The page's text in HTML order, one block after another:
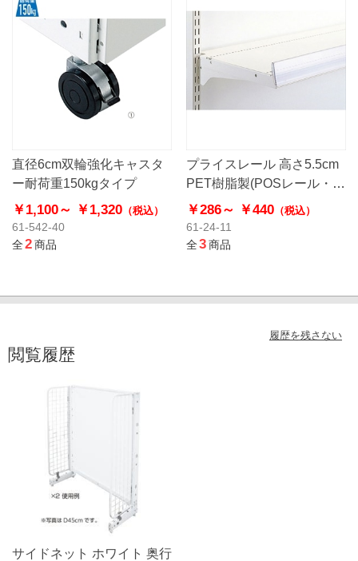
直径6cm双輪強化キャスタ
ー耐荷重150kgタイプ
￥1,100～ ￥1,320 （税込）
61-542-40
全2商品
プライスレール 高さ5.5cm
PET樹脂製(POSレール・棚
用こぼれ止め)
￥286～ ￥440（税込）
61-24-11
全3商品
履歴を残さない
閲覧履歴
サイドネット ホワイト 奥行